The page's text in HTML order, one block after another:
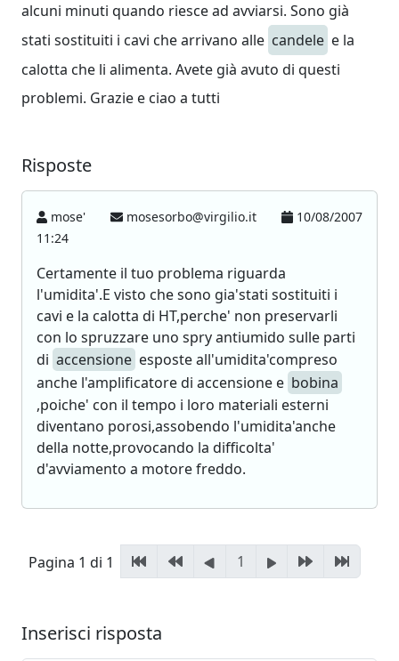
alcuni minuti quando riesce ad avviarsi. Sono già
stati sostituiti i cavi che arrivano alle candele e la
calotta che li alimenta. Avete già avuto di questi
problemi. Grazie e ciao a tutti
Risposte
mose' mosesorbo@virgilio.it
10/08/2007
11:24
Certamente il tuo problema riguarda
l'umidita'.E visto che sono gia'stati sostituiti i
cavi e la calotta di HT,perche' non preservarli
con lo spruzzare uno spry antiumido sulle parti
di accensione esposte all'umidita'compreso
anche l'amplificatore di accensione e bobina
,poiche' con il tempo i loro materiali esterni
diventano porosi,assobendo l'umidita'anche
della notte,provocando la difficolta'
d'avviamento a motore freddo.
Pagina 1 di 1 1
Inserisci risposta